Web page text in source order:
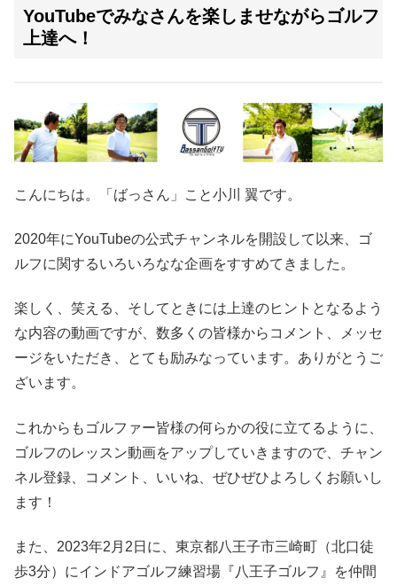
YouTubeでみなさんを楽しませながらゴルフ
上達へ！
こんにちは。「ばっさん」こと小川 翼です。
2020年にYouTubeの公式チャンネルを開設して以来、ゴ
ルフに関するいろいろなな企画をすすめてきました。
楽しく、笑える、そしてときには上達のヒントとなるよう
な内容の動画ですが、数多くの皆様からコメント、メッセ
ージをいただき、とても励みなっています。ありがとうご
ざいます。
これからもゴルファー皆様の何らかの役に立てるように、
ゴルフのレッスン動画をアップしていきますので、チャン
ネル登録、コメント、いいね、ぜひぜひよろしくお願いし
ます！
また、2023年2月2日に、東京都八王子市三崎町（北口徒
歩3分）にインドアゴルフ練習場『八王子ゴルフ』を仲間